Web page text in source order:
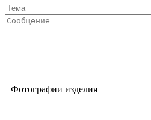
Фотографии изделия